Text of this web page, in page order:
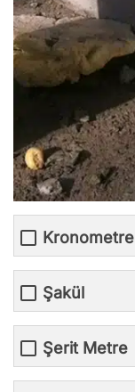
Kronometre
Şakül
Şerit Metre